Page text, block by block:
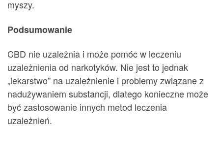
myszy.
Podsumowanie
CBD nie uzależnia i może pomóc w leczeniu
uzależnienia od narkotyków. Nie jest to jednak
„lekarstwo” na uzależnienie i problemy związane z
nadużywaniem substancji, dlatego konieczne może
być zastosowanie innych metod leczenia
uzależnień.